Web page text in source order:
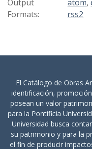
Output
Formats:
atom,
rss2
El Catálogo de Obras
identificación,
posean un valor
para la Pontificia
Universidad busca
su patrimonio y para la
el fin de producir